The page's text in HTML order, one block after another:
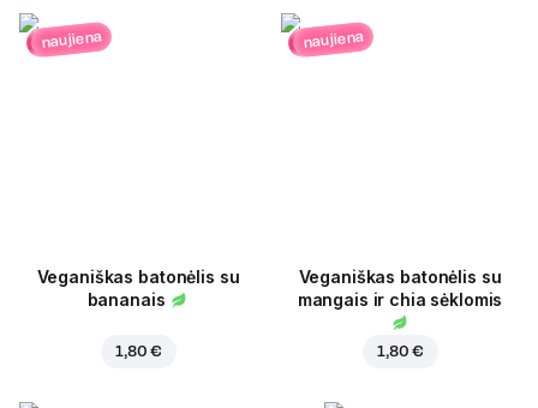
naujiena
Veganiškas batonėlis su
bananais
1,80 €
naujiena
Veganiškas batonėlis su
mangais ir chia sėklomis
1,80 €